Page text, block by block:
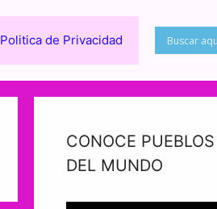
Politica de Privacidad
CONOCE
DEL MUNDO